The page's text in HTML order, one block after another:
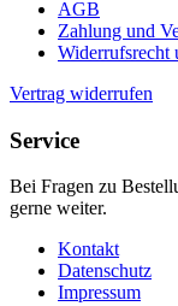
AGB
Zahlung und
Widerrufsrecht
Vertrag widerrufen
Service
Bei Fragen zu
gerne weiter.
Kontakt
Datenschutz
Impressum